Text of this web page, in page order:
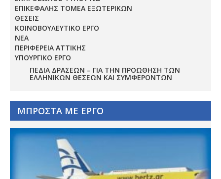
ΕΠΙΚΕΦΑΛΗΣ ΤΟΜΕΑ ΕΞΩΤΕΡΙΚΩΝ
ΘΕΣΕΙΣ
ΚΟΙΝΟΒΟΥΛΕΥΤΙΚΟ ΕΡΓΟ
ΝΕΑ
ΠΕΡΙΦΕΡΕΙΑ ΑΤΤΙΚΗΣ
ΥΠΟΥΡΓΙΚΟ ΕΡΓΟ
ΠΕΔΊΑ ΔΡΆΣΕΩΝ – ΓΙΑ ΤΗΝ ΠΡΟΏΘΗΣΗ ΤΩΝ
ΕΛΛΗΝΙΚΏΝ ΘΈΣΕΩΝ ΚΑΙ ΣΥΜΦΕΡΌΝΤΩΝ
ΜΠΡΟΣΤΑ ΜΕ ΕΡΓΟ